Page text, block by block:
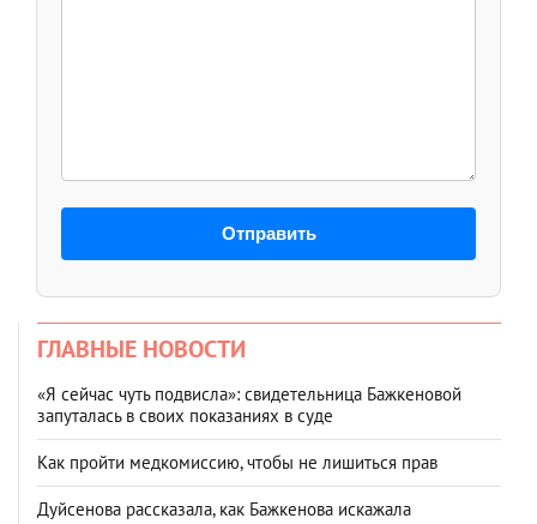
Отправить
ГЛАВНЫЕ НОВОСТИ
«Я сейчас чуть подвисла»: свидетельница Бажкеновой
запуталась в своих показаниях в суде
Как пройти медкомиссию, чтобы не лишиться прав
Дуйсенова рассказала, как Бажкенова искажала